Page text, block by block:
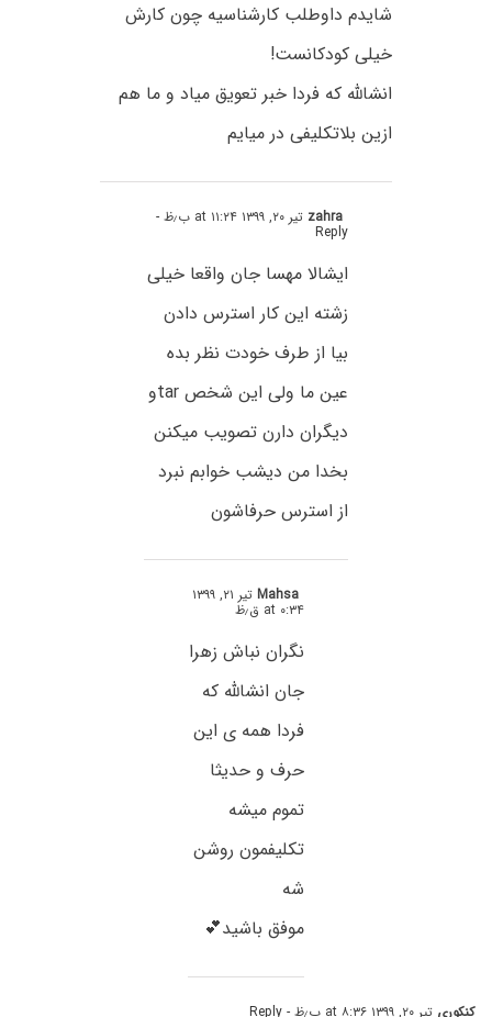
شایدم داوطلب کارشناسیه چون کارش
خیلی کودکانست!
انشالله که فردا خبر تعویق میاد و ما هم
ازین بلاتکلیفی در میایم
zahra تیر ۲۰, ۱۳۹۹ at ۱۱:۲۴ ب٫ظ -
Reply
ایشالا مهسا جان واقعا خیلی
زشته این کار استرس دادن
بیا از طرف خودت نظر بده
عین ما ولی این شخص tarو
دیگران دارن تصویب میکنن
بخدا من دیشب خوابم نبرد
از استرس حرفاشون
Mahsa تیر ۲۱, ۱۳۹۹
at ۰:۳۴ ق٫ظ
نگران نباش زهرا
جان انشالله که
فردا همه ی این
حرف و حدیثا
تموم میشه
تکلیفمون روشن
شه
موفق باشید💕
کنکوری تیر ۲۰, ۱۳۹۹ at ۸:۳۶ ب٫ظ - Reply